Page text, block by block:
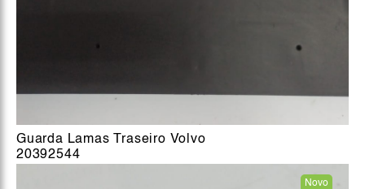
Guarda Lamas Traseiro Volvo
20392544
Novo